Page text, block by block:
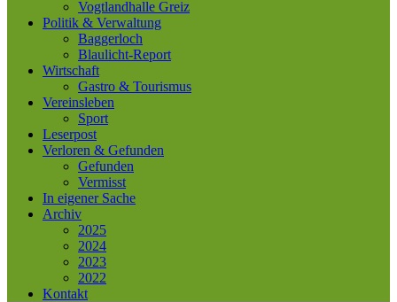
Vogtlandhalle Greiz
Politik & Verwaltung
Baggerloch
Blaulicht-Report
Wirtschaft
Gastro & Tourismus
Vereinsleben
Sport
Leserpost
Verloren & Gefunden
Gefunden
Vermisst
In eigener Sache
Archiv
2025
2024
2023
2022
Kontakt